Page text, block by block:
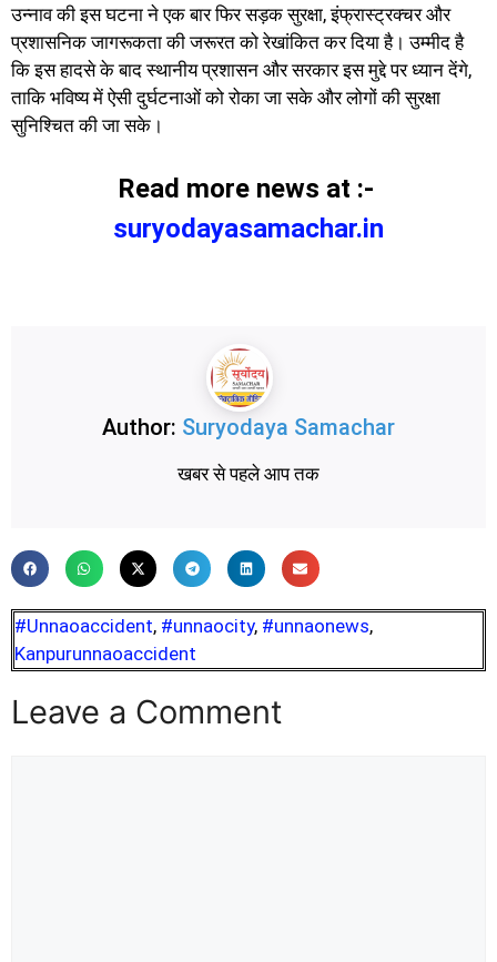
उन्नाव की इस घटना ने एक बार फिर सड़क सुरक्षा, इंफ्रास्ट्रक्चर और
प्रशासनिक जागरूकता की जरूरत को रेखांकित कर दिया है। उम्मीद है
कि इस हादसे के बाद स्थानीय प्रशासन और सरकार इस मुद्दे पर ध्यान देंगे,
ताकि भविष्य में ऐसी दुर्घटनाओं को रोका जा सके और लोगों की सुरक्षा
सुनिश्चित की जा सके।
Read more news at :-
suryodayasamachar.in
Author: Suryodaya Samachar
खबर से पहले आप तक
#Unnaoaccident, #unnaocity, #unnaonews,
Kanpurunnaoaccident
Leave a Comment